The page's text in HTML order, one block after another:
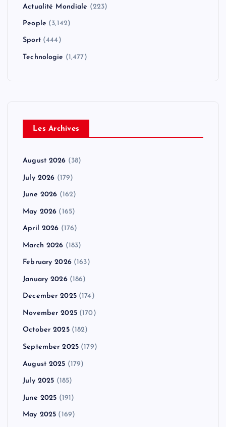
Actualité Mondiale (223)
People (3,142)
Sport(444)
Technologie (1,477)
Les Archives
August 2026 (38)
July 2026 (179)
June 2026 (162)
May 2026 (165)
April 2026 (176)
March 2026 (183)
February 2026(163)
January 2026(186)
December 2025(174)
November 2025(170)
October 2025(182)
September 2025 (179)
August 2025 (179)
July 2025 (185)
June 2025 (191)
May 2025 (169)